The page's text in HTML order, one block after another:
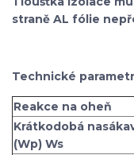
straně AL fólie
Technické
Reakce na oheň
Krátkodobá
(Wp) Ws